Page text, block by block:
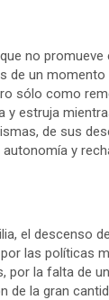
no promueve
de un
sólo como
estruja
de sus
y
el descenso
las políticas
la falta de
la gran